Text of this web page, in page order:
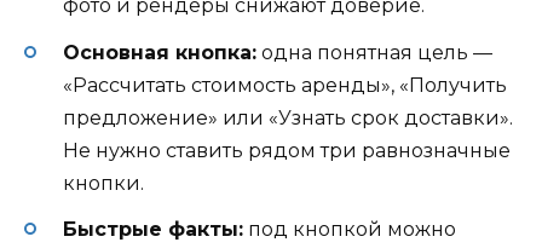
фото и рендеры снижают доверие.
Основная кнопка: одна понятная цель —
«Рассчитать стоимость аренды», «Получить
предложение» или «Узнать срок доставки».
Не нужно ставить рядом три равнозначные
кнопки.
Быстрые факты: под кнопкой можно